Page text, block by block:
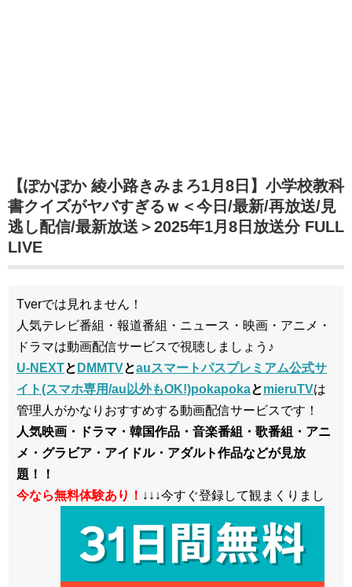
【ぽかぽか 綾小路きみまろ1月8日】小学校教科
書クイズがヤバすぎるｗ＜今日/最新/再放送/見
逃し配信/最新放送＞2025年1月8日放送分 FULL
LIVE
Tverでは見れません！
人気テレビ番組・報道番組・ニュース・映画・アニメ・
ドラマは動画配信サービスで視聴しましょう♪
U-NEXTと DMMTVとauスマートパスプレミアム公式サ
イト(スマホ専用/au以外もOK!)pokapokaとmieruTVは
管理人がかなりおすすめする動画配信サービスです！
人気映画・ドラマ・韓国作品・音楽番組・歌番組・アニ
メ・グラビア・アイドル・アダルト作品などが見放
題！！
今なら無料体験あり！ ↓↓↓今すぐ登録して観まくりまし